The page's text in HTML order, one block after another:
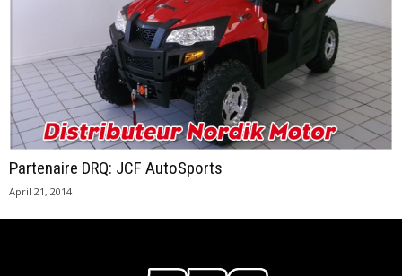
Partenaire DRQ: JCF AutoSports
April 21, 2014